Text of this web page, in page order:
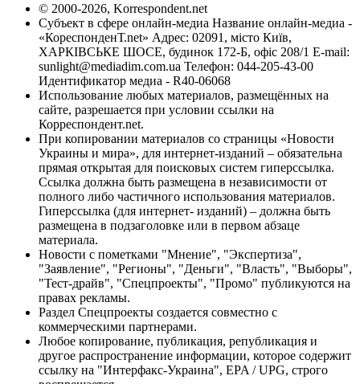
© 2000-2026, Korrespondent.net
Субъект в сфере онлайн-медиа Название онлайн-медиа -
«КореспонденТ.net» Адрес: 02091, місто Київ,
ХАРКІВСЬКЕ ШОСЕ, будинок 172-Б, офіс 208/1 E-mail:
sunlight@mediadim.com.ua Телефон: 044-205-43-00
Идентификатор медиа - R40-06068
Использование любых материалов, размещённых на
сайте, разрешается при условии ссылки на
Корреспондент.net.
При копировании материалов со страницы «Новости
Украины и мира», для интернет-изданий – обязательна
прямая открытая для поисковых систем гиперссылка.
Ссылка должна быть размещена в независимости от
полного либо частичного использования материалов.
Гиперссылка (для интернет- изданий) – должна быть
размещена в подзаголовке или в первом абзаце
материала.
Новости с пометками "Мнение", "Экспертиза",
"Заявление", "Регионы", "Деньги", "Власть", "Выборы",
"Тест-драйв", "Спецпроекты", "Промо" публикуются на
правах рекламы.
Раздел Спецпроекты создается совместно с
коммерческими партнерами.
Любое копирование, публикация, републикация и
другое распространение информации, которое содержит
ссылку на "Интерфакс-Украина", EPA / UPG, строго